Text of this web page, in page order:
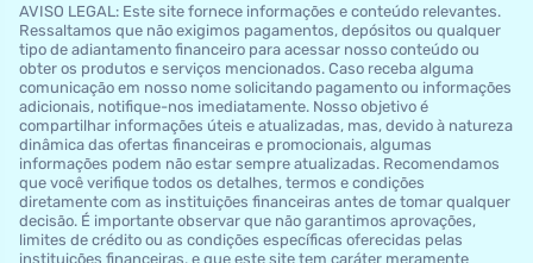
AVISO LEGAL: Este site fornece informações e conteúdo relevantes.
Ressaltamos que não exigimos pagamentos, depósitos ou qualquer
tipo de adiantamento financeiro para acessar nosso conteúdo ou
obter os produtos e serviços mencionados. Caso receba alguma
comunicação em nosso nome solicitando pagamento ou informações
adicionais, notifique-nos imediatamente. Nosso objetivo é
compartilhar informações úteis e atualizadas, mas, devido à natureza
dinâmica das ofertas financeiras e promocionais, algumas
informações podem não estar sempre atualizadas. Recomendamos
que você verifique todos os detalhes, termos e condições
diretamente com as instituições financeiras antes de tomar qualquer
decisão. É importante observar que não garantimos aprovações,
limites de crédito ou as condições específicas oferecidas pelas
instituições financeiras, e que este site tem caráter meramente